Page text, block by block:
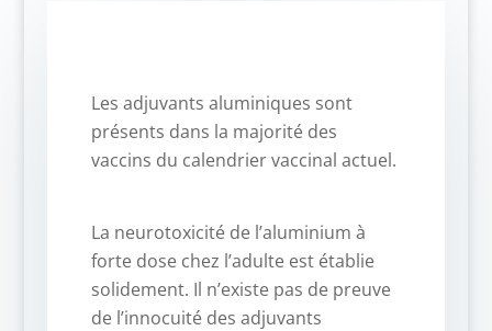
Les adjuvants aluminiques sont
présents dans la majorité des
vaccins du calendrier vaccinal actuel.
La neurotoxicité de l’aluminium à
forte dose chez l’adulte est établie
solidement. Il n’existe pas de preuve
de l’innocuité des adjuvants